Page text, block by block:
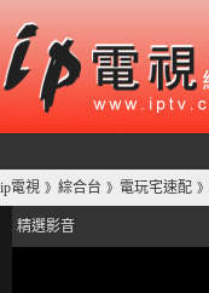
ip電視 》 綜合台 》 電玩宅速配 》
精選影音